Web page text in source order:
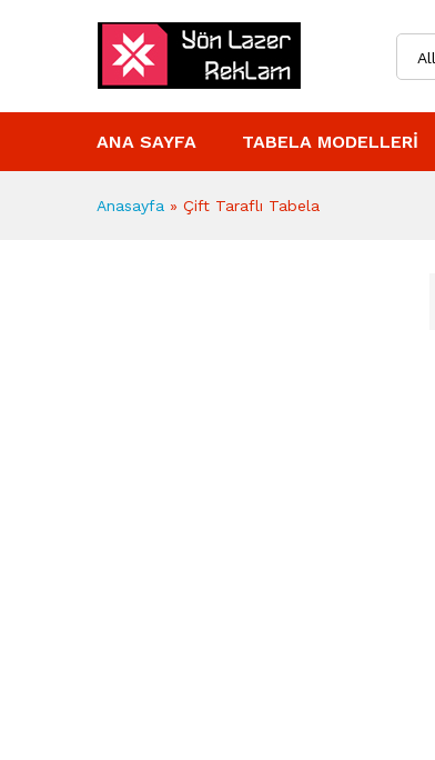
All
ANA SAYFA TABELA MODELLERI
Anasayfa » Çift Taraflı Tabela